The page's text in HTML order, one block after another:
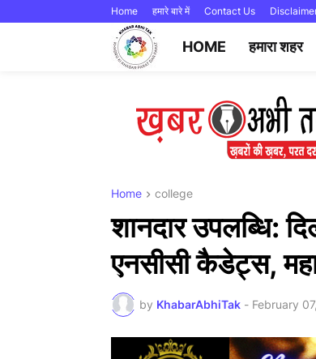
Home हमारे बारे में Contact Us
HOME हमारा शहर
Home college
शानदार उपलब्धि:
एनसीसी कैडेट्स,
by KhabarAbhiTak - February